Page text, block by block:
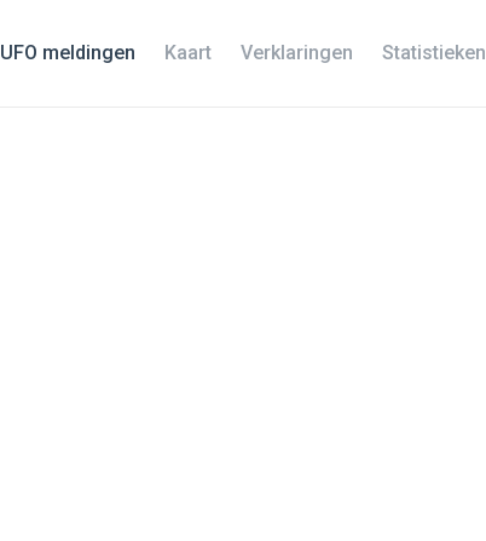
UFO meldingen Kaart Verklaringen Statistieken